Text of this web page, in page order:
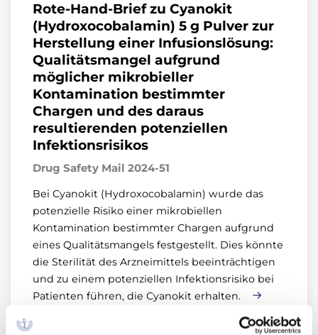
Rote-Hand-Brief zu Cyanokit
(Hydroxocobalamin) 5 g Pulver zur
Herstellung einer Infusionslösung:
Qualitätsmangel aufgrund
möglicher mikrobieller
Kontamination bestimmter
Chargen und des daraus
resultierenden potenziellen
Infektionsrisikos
Drug Safety Mail 2024-51
Bei Cyanokit (Hydroxocobalamin) wurde das
potenzielle Risiko einer mikrobiellen
Kontamination bestimmter Chargen aufgrund
eines Qualitätsmangels festgestellt. Dies könnte
die Sterilität des Arzneimittels beeinträchtigen
und zu einem potenziellen Infektionsrisiko bei
Patienten führen, die Cyanokit erhalten.